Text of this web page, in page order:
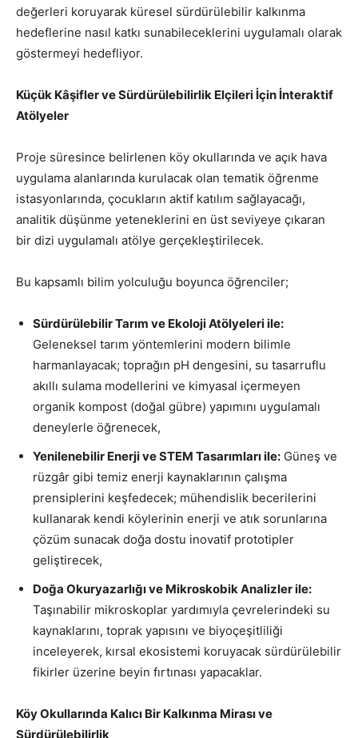
değerleri koruyarak küresel sürdürülebilir kalkınma
hedeflerine nasıl katkı sunabileceklerini uygulamalı olarak
göstermeyi hedefliyor.
Küçük Kâşifler ve Sürdürülebilirlik Elçileri İçin İnteraktif
Atölyeler
Proje süresince belirlenen köy okullarında ve açık hava
uygulama alanlarında kurulacak olan tematik öğrenme
istasyonlarında, çocukların aktif katılım sağlayacağı,
analitik düşünme yeteneklerini en üst seviyeye çıkaran
bir dizi uygulamalı atölye gerçekleştirilecek.
Bu kapsamlı bilim yolculuğu boyunca öğrenciler;
Sürdürülebilir Tarım ve Ekoloji Atölyeleri ile:
Geleneksel tarım yöntemlerini modern bilimle
harmanlayacak; toprağın pH dengesini, su tasarruflu
akıllı sulama modellerini ve kimyasal içermeyen
organik kompost (doğal gübre) yapımını uygulamalı
deneylerle öğrenecek,
Yenilenebilir Enerji ve STEM Tasarımları ile: Güneş ve
rüzgâr gibi temiz enerji kaynaklarının çalışma
prensiplerini keşfedecek; mühendislik becerilerini
kullanarak kendi köylerinin enerji ve atık sorunlarına
çözüm sunacak doğa dostu inovatif prototipler
geliştirecek,
Doğa Okuryazarlığı ve Mikroskobik Analizler ile:
Taşınabilir mikroskoplar yardımıyla çevrelerindeki su
kaynaklarını, toprak yapısını ve biyoçeşitliliği
inceleyerek, kırsal ekosistemi koruyacak sürdürülebilir
fikirler üzerine beyin fırtınası yapacaklar.
Köy Okullarında Kalıcı Bir Kalkınma Mirası ve
Sürdürülebilirlik